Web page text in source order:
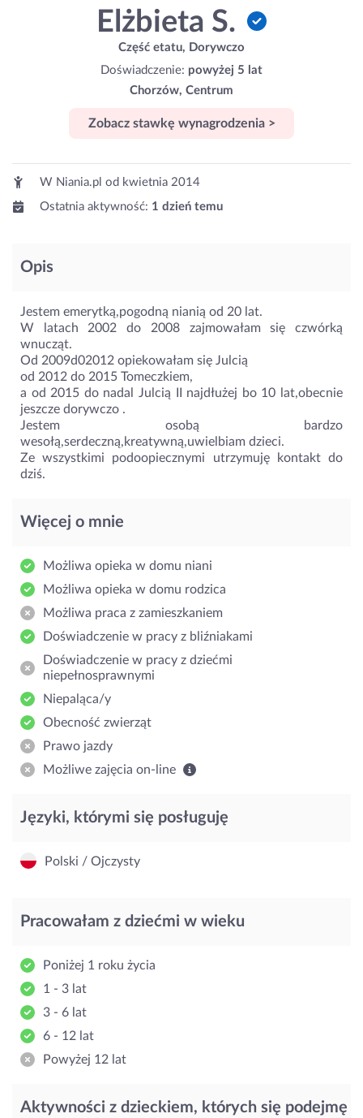
Elżbieta S.
Część etatu, Dorywczo
Doświadczenie: powyżej 5 lat
Chorzów, Centrum
Zobacz stawkę wynagrodzenia >
W Niania.pl od kwietnia 2014
Ostatnia aktywność: 1 dzień temu
Opis
Jestem emerytką,pogodną nianią od 20 lat.
W latach 2002 do 2008 zajmowałam się czwórką
wnucząt.
Od 2009d02012 opiekowałam się Julcią
od 2012 do 2015 Tomeczkiem,
a od 2015 do nadal Julcią II najdłużej bo 10 lat,obecnie
jeszcze dorywczo .
Jestem osobą bardzo
wesołą,serdeczną,kreatywną,uwielbiam dzieci.
Ze wszystkimi podoopiecznymi utrzymuję kontakt do
dziś.
Więcej o mnie
Możliwa opieka w domu niani
Możliwa opieka w domu rodzica
Możliwa praca z zamieszkaniem
Doświadczenie w pracy z bliźniakami
Doświadczenie w pracy z dziećmi
niepełnosprawnymi
Niepaląca/y
Obecność zwierząt
Prawo jazdy
Możliwe zajęcia on-line
Języki, którymi się posługuję
Polski / Ojczysty
Pracowałam z dziećmi w wieku
Poniżej 1 roku życia
1 - 3 lat
3 - 6 lat
6 - 12 lat
Powyżej 12 lat
Aktywności z dzieckiem, których się podejmę